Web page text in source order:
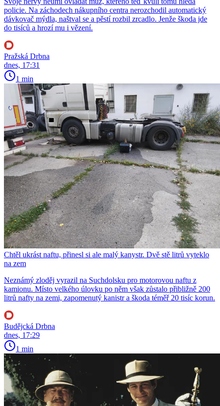
policie. Na záchodech nákupního centra nerozchodil automatický
dávkovač mýdla, naštval se a pěstí rozbil zrcadlo. Jenže škoda jde
do tisíců a hrozí mu i vězení.
Pražská Drbna
dnes, 17:31
1 min
Chtěl ukrást naftu, přinesl si ale malý kanystr. Dvě stě litrů vyteklo
na zem
Neznámý zloděj vyrazil na Suchdolsku pro motorovou naftu z
kamionu. Místo velkého úlovku po něm však zůstalo přibližně 200
litrů nafty na zemi, zapomenutý kanistr a škoda téměř 20 tisíc korun.
Budějcká Drbna
dnes, 17:29
1 min